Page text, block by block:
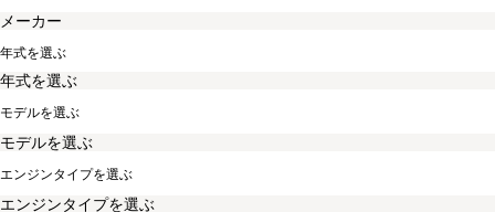
年式を選ぶ
モデルを選ぶ
エンジンタイプを選ぶ